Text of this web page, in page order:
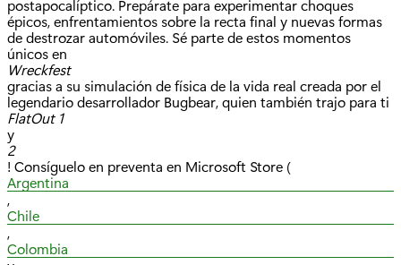
postapocalíptico. Prepárate para experimentar choques
épicos, enfrentamientos sobre la recta final y nuevas formas
de destrozar automóviles. Sé parte de estos momentos
únicos en
Wreckfest
gracias a su simulación de física de la vida real creada por el
legendario desarrollador Bugbear, quien también trajo para ti
FlatOut 1
y
2
! Consíguelo en preventa en Microsoft Store (
Argentina
,
Chile
,
Colombia